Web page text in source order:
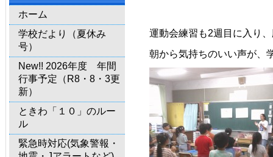
ホーム
学校だより（夏休み
号）
New!! 2026年度 年間
行事予定（R8・8・3更
新）
ときわ「１０」のルー
ル
緊急時対応(気象警報・
運動会練習も2週目に入り
朝から気持ちのいい声が、